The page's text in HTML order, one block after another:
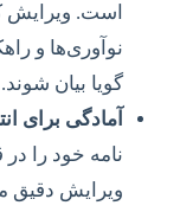
است. ویرایش
نوآوری‌ها و
گویا بیان شوند.
آمادگی برای
نامه خود را در
ویرایش دقیق